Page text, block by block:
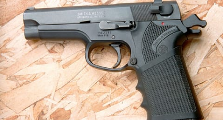
كأس العالم
البرامج
جدول البرامج
شاهد البرامج
الترددات